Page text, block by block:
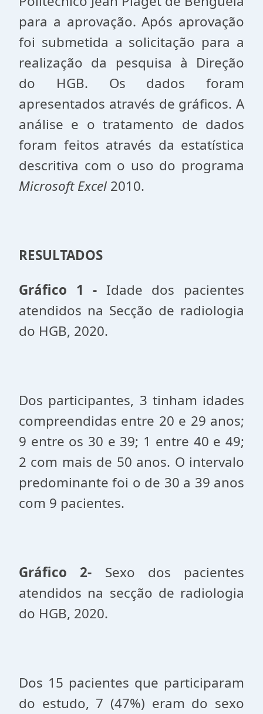
para a aprovação. Após aprovação
foi submetida a solicitação para a
realização da pesquisa à Direção
do HGB.
Os dados foram
apresentados através de gráficos. A
análise e o tratamento de dados
foram feitos através da estatística
descritiva com o uso do programa
Microsoft Excel 2010.
RESULTADOS
Gráfico 1 - Idade dos pacientes
atendidos na Secção de radiologia
do HGB, 2020.
Dos participantes, 3 tinham idades
compreendidas entre 20 e 29 anos;
9 entre os 30 e 39; 1 entre 40 e 49;
2 com mais de 50 anos. O intervalo
predominante foi o de 30 a 39 anos
com 9 pacientes.
Gráfico 2- Sexo dos pacientes
atendidos na secção de radiologia
do HGB, 2020.
Dos 15 pacientes que participaram
do estudo, 7 (47%) eram do sexo